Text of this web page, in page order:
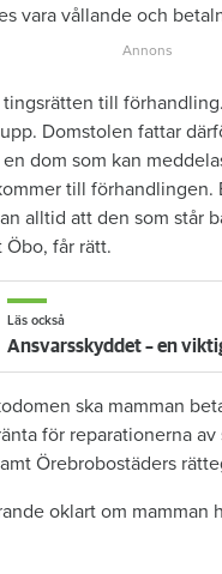
vara vållande och
tingsrätten till
Domstolen fattar
dom som kan
till förhandlingen.
alltid att den som står
får rätt.
Läs också
ska mamman
för reparationerna
Örebrobostäders
oklart om mamman